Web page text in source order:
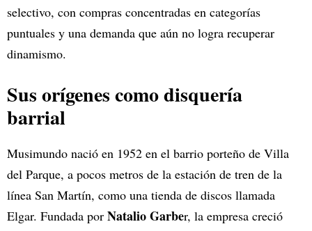
selectivo, con compras concentradas en categorías
puntuales y una demanda que aún no logra recuperar
dinamismo.
Sus orígenes como disquería
barrial
Musimundo nació en 1952 en el barrio porteño de Villa
del Parque, a pocos metros de la estación de tren de la
línea San Martín, como una tienda de discos llamada
Elgar. Fundada por Natalio Garber, la empresa creció